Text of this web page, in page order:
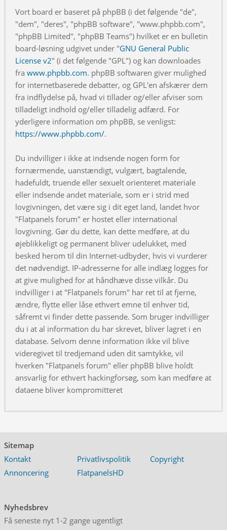
Vort board er baseret på phpBB (i det følgende "de",
"dem", "deres", "phpBB software", "www.phpbb.com",
"phpBB Limited", "phpBB Teams") hvilket er en bulletin
board-løsning udgivet under "GNU General Public
License v2" (i det følgende "GPL") og kan downloades
fra www.phpbb.com. phpBB softwaren giver mulighed
for internetbaserede debatter, og GPL'en afskærer dem
fra indflydelse på, hvad vi tillader og/eller afviser som
tilladeligt indhold og/eller tilladelig adfærd. For
yderligere information om phpBB, se venligst:
https://www.phpbb.com/.
Du indvilliger i ikke at indsende nogen form for
fornærmende, uanstændigt, vulgært, bagtalende,
hadefuldt, truende eller sexuelt orienteret materiale
eller indsende andet materiale, som er i strid med
lovgivningen, det være sig i dit eget land, landet hvor
"Flatpanels forum" er hostet eller international
lovgivning. Gør du dette, kan dette medføre, at du
øjeblikkeligt og permanent bliver udelukket, med
besked herom til din Internet-udbyder, hvis vi vurderer
det nødvendigt. IP-adresserne for alle indlæg logges for
at give mulighed for at håndhæve disse vilkår. Du
indvilliger i at "Flatpanels forum" har ret til at fjerne,
ændre, flytte eller låse ethvert emne til enhver tid,
såfremt vi finder dette passende. Som bruger indvilliger
du i at al information du har skrevet, bliver lagret i en
database. Selvom denne information ikke vil blive
videregivet til tredjemand uden dit samtykke, vil
hverken "Flatpanels forum" eller phpBB blive holdt
ansvarlig for ethvert hackingforsøg, som kan medføre at
dataene bliver kompromitteret
Sitemap
Kontakt
Privatlivspolitik
Copyright
Annoncering
FlatpanelsHD
Nyhedsbrev
Få seneste nyt 1-2 gange ugentligt